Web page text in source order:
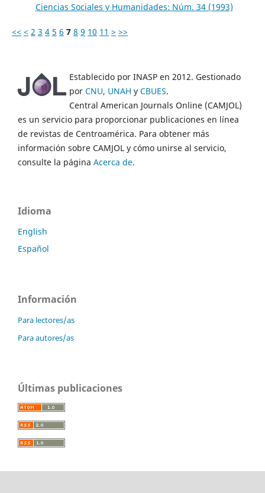
Ciencias Sociales y Humanidades: Núm. 34 (1993)
<< < 2 3 4 5 6 7 8 9 10 11 > >>
Establecido por INASP en 2012. Gestionado
por CNU, UNAH y CBUES.
Central American Journals Online (CAMJOL)
es un servicio para proporcionar publicaciones en línea
de revistas de Centroamérica. Para obtener más
información sobre CAMJOL y cómo unirse al servicio,
consulte la página Acerca de.
Idioma
English
Español
Información
Para lectores/as
Para autores/as
Últimas publicaciones